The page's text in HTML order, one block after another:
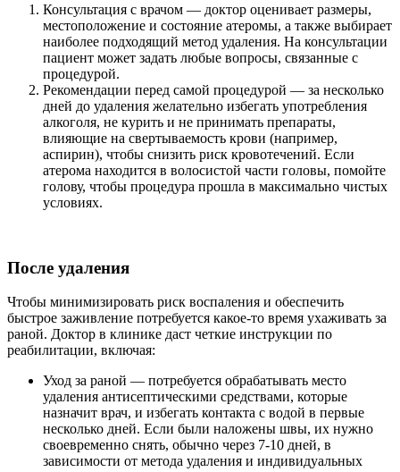
Консультация с врачом — доктор оценивает размеры,
местоположение и состояние атеромы, а также выбирает
наиболее подходящий метод удаления. На консультации
пациент может задать любые вопросы, связанные с
процедурой.
Рекомендации перед самой процедурой — за несколько
дней до удаления желательно избегать употребления
алкоголя, не курить и не принимать препараты,
влияющие на свертываемость крови (например,
аспирин), чтобы снизить риск кровотечений. Если
атерома находится в волосистой части головы, помойте
голову, чтобы процедура прошла в максимально чистых
условиях.
После удаления
Чтобы минимизировать риск воспаления и обеспечить
быстрое заживление потребуется какое-то время ухаживать за
раной. Доктор в клинике даст четкие инструкции по
реабилитации, включая:
Уход за раной — потребуется обрабатывать место
удаления антисептическими средствами, которые
назначит врач, и избегать контакта с водой в первые
несколько дней. Если были наложены швы, их нужно
своевременно снять, обычно через 7-10 дней, в
зависимости от метода удаления и индивидуальных